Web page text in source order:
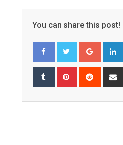
You can share this post!
Google+
Tumblr Pinterest Reddit